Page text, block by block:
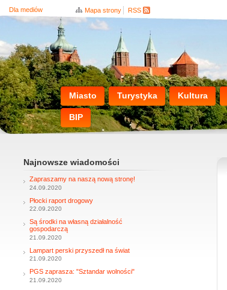
Dla mediów Mapa strony RSS
Miasto Turystyka Kultura
BIP
Najnowsze wiadomości
Zapraszamy na naszą nową stronę!
24.09.2020
Płocki raport drogowy
22.09.2020
Są środki na własną działalność
gospodarczą
21.09.2020
Lampart perski przyszedł na świat
21.09.2020
PGS zaprasza: "Sztandar wolności"
21.09.2020